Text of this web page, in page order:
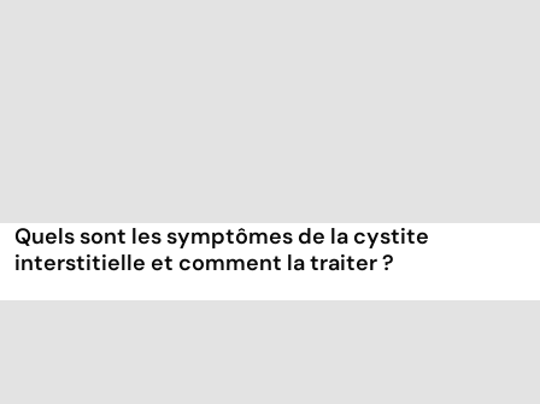
Quels sont les symptômes de la cystite
interstitielle et comment la traiter ?